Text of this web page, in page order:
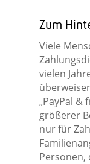
Zum
Viele
vielen
„PayPal &
größerer
nur für
Personen,